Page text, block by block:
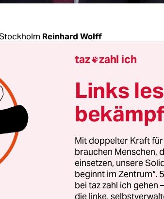
Reinhard Wolff
hatte es gedauert, bis die
sich Mitte Januar und
endlich auf eine neue
gerade einmal acht Monaten ist
das in der Geschichte des
geschafft.
zum Freitag hatte die
unter Regierungschef Bjarni
taz zahl ich
Links
Mit doppelter Kraft
brauchen Menschen,
einsetzen, unsere
beginnt im Zentrum“.
bei taz zahl ich gehen
die linke,